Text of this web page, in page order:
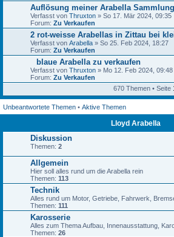
Auflösung meiner Arabella Sammlung
Verfasst von Thruxton » So 17. Mär 2024, 09:35
Forum: Zu Verkaufen
2 rot-weisse Arabellas in Zittau bei
Verfasst von Arabella » So 25. Feb 2024, 18:27
Forum: Zu Verkaufen
D
a
t
i
a
n
n
g
blaue Arabella zu verkaufen
Verfasst von Thruxton » Mo 12. Feb 2024, 09:48
Forum: Zu Verkaufen
670 Themen • Seite
Unbeantwortete Themen • Aktive Themen
Lloyd Arabella
Diskussion
Themen: 2
Allgemein
Hier soll alles rund um die Arabella rein
Themen: 113
Technik
Alles rund um Motor, Getriebe, Fahrwerk,
Themen: 111
Karosserie
Alles zum Thema Aufbau, Innenausstattung,
Themen: 26